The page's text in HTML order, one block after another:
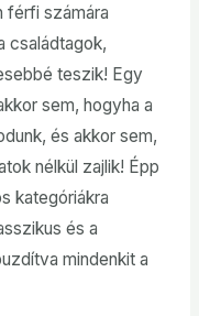
férfi számára
családtagok,
teszik! Egy
sem, hogyha a
és akkor sem,
nélkül zajlik! Épp
kategóriákra
és a
mindenkit a